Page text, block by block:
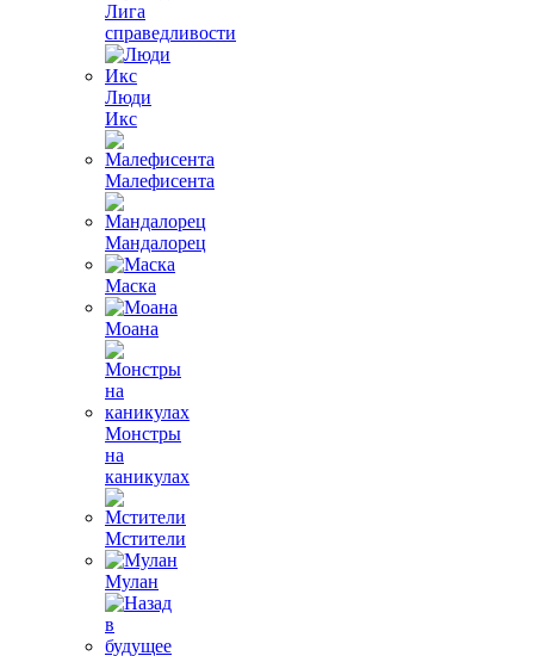
Лига
справедливости
Люди
Икс
Малефисента
Мандалорец
Маска
Моана
Монстры
на
каникулах
Мстители
Мулан